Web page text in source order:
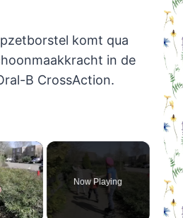
komt qua
in de
B CrossAction.
×
Video
Now Playing